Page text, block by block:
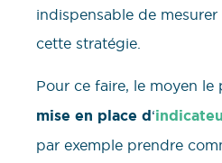
indispensable de
cette stratégie.
Pour ce faire, le moyen le
mise en place d‘
par exemple prendre